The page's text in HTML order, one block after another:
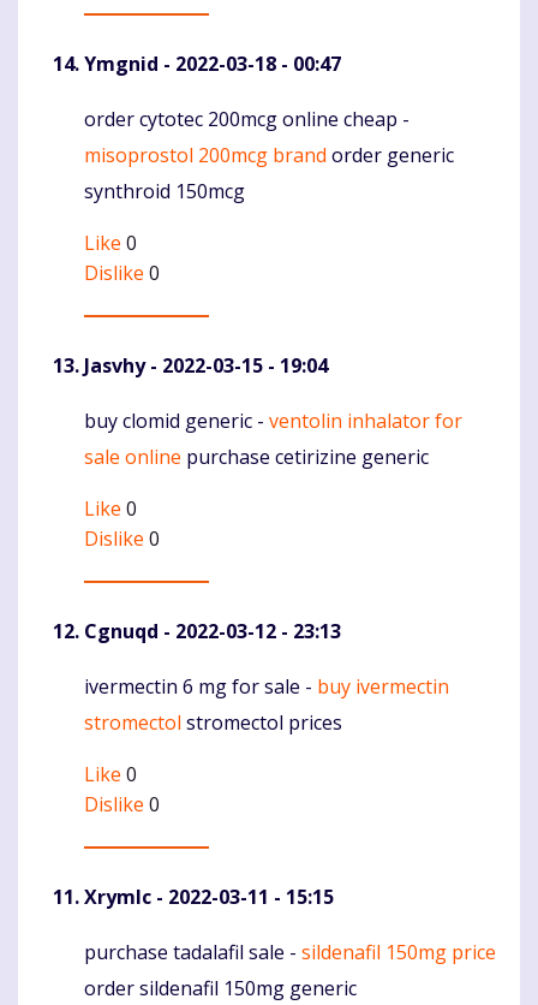
Ymgnid - 2022-03-18 - 00:47
Komentaras
order cytotec 200mcg online cheap -
misoprostol 200mcg brand order generic
synthroid 150mcg
Like 0
Dislike 0
Jasvhy- 2022-03-15 - 19:04
Komentaras
buy clomid generic - ventolin inhalator for
sale online purchase cetirizine generic
Like 0
Dislike 0
Cgnuqd - 2022-03-12 - 23:13
Komentaras
ivermectin 6 mg for sale - buy ivermectin
stromectol stromectol prices
Like 0
Dislike 0
Xrymlc - 2022-03-11 - 15:15
Komentaras
purchase tadalafil sale - sildenafil 150mg price
order sildenafil 150mg generic